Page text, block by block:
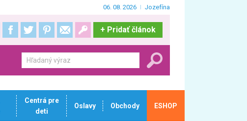
06. 08. 2026 Jozefína
+ Pridať článok
Centrá pre
deti
Oslavy Obchody ESHOP